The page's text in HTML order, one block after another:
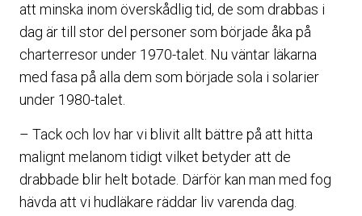
att minska inom överskådlig tid, de som drabbas i
dag är till stor del personer som började åka på
charterresor under 1970-talet. Nu väntar läkarna
med fasa på alla dem som började sola i solarier
under 1980-talet.
– Tack och lov har vi blivit allt bättre på att hitta
malignt melanom tidigt vilket betyder att de
drabbade blir helt botade. Därför kan man med fog
hävda att vi hudläkare räddar liv varenda dag.